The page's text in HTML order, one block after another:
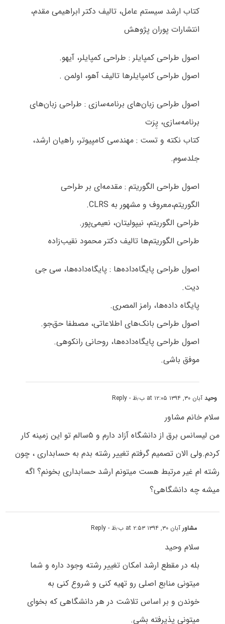
کتاب ارشد سیستم عامل، تالیف دکتر ابراهیمی مقدم،
انتشارات پوران پژوهش
اصول طراحی کمپایلر : طراحی کمپایلر، آیهو.
اصول طراحی کامپایلرها تالیف آهو، اولمن .
اصول طراحی زبان‌های برنامه‌سازی : طراحی زبان‌های
برنامه‌سازی، پِرَت
کتاب نکته و تست : مهندسی کامپیوتر، راهیان ارشد،
جلدسوم.
اصول طراحی الگوریتم : مقدمه‌ای بر طراحی
الگوریتم،معروف و مشهور به CLRS.
طراحی الگوریتم، نیپولیتان، نعیمی‌پور.
طراحی الگوریتم‌ها تالیف دکتر محمود نقیب‌زاده
اصول طراحی پایگاه‌داده‌ها : پایگاه‌داده‌ها، سی جی
دیت.
پایگاه داده‌ها، رامز المصری.
اصول طراحی بانک‌های اطلاعاتی، مصطفا حق‌جو.
اصول طراحی پایگاه‌داده‌ها، روحانی رانکوهی.
موفق باشی.
وحیدآبان ۳۰, ۱۳۹۴ at ۱۲:۰۵ ب٫ظ - Reply
سلام خانم مشاور
من لیسانس برق از دانشگاه آزاد دارم و ۵سالم تو این زمینه کار
کردم.ولی الان تصمیم گرفتم تغییر رشته بدم به حسابداری ، چون
رشته ام غیر مرتبط هست میتونم ارشد حسابداری بخونم؟ اگه
میشه چه دانشگاهی؟
مشاورآبان ۳۰, ۱۳۹۴ at ۲:۵۳ ب٫ظ - Reply
سلام وحید
بله در مقطع ارشد امکان تغییر رشته وجود داره و شما
میتونی منابع اصلی رو تهیه کنی و شروع کنی به
خوندن و بر اساس تلاشت در هر دانشگاهی که بخوای
میتونی پذیرفته بشی.